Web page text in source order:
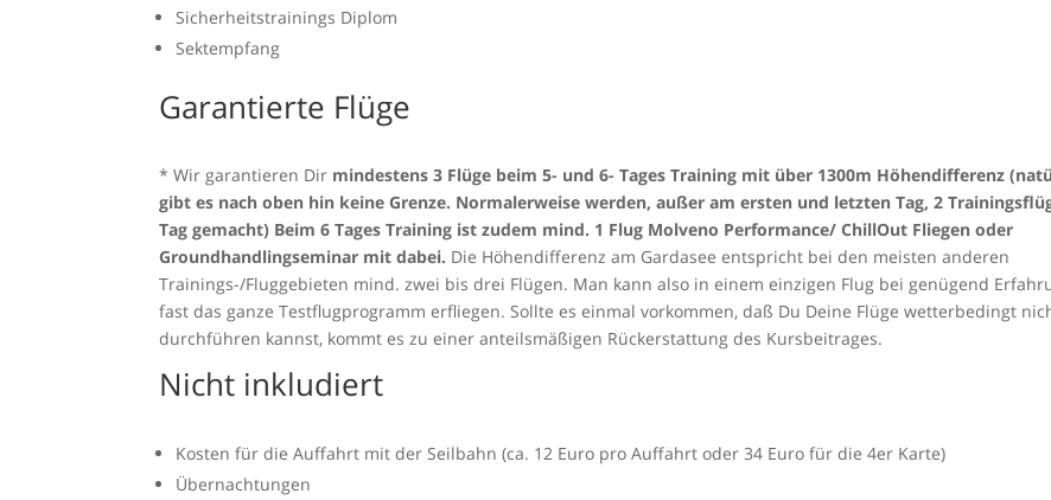
Sicherheitstrainings Diplom
Sektempfang
Garantierte Flüge
* Wir garantieren Dir mindestens 3 Flüge beim 5- und 6- Tages Training mit über 1300m Höhendifferenz
gibt es nach oben hin keine Grenze. Normalerweise werden, außer am ersten und letzten Tag, 2
Tag gemacht) Beim 6 Tages Training ist zudem mind. 1 Flug Molveno Performance/ ChillOut Fliegen oder
Groundhandlingseminar mit dabei. Die Höhendifferenz am Gardasee entspricht bei den meisten anderen
Trainings-/Fluggebieten mind. zwei bis drei Flügen. Man kann also in einem einzigen Flug bei genügend
fast das ganze Testflugprogramm erfliegen. Sollte es einmal vorkommen, daß Du Deine Flüge wetterbedingt
durchführen kannst, kommt es zu einer anteilsmäßigen Rückerstattung des Kursbeitrages.
Nicht inkludiert
Kosten für die Auffahrt mit der Seilbahn (ca. 12 Euro pro Auffahrt oder 34 Euro für die 4er Karte)
Übernachtungen